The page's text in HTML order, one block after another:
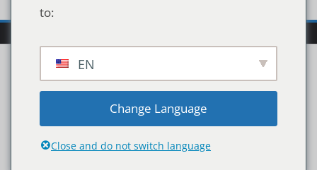
to:
EN
Change Language
Close and do not switch language